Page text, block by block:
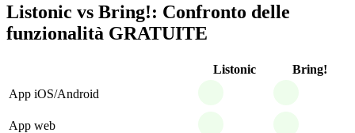
Listonic vs Bring!: Confronto delle
funzionalità GRATUITE
Listonic
Bring!
App iOS/Android
App web